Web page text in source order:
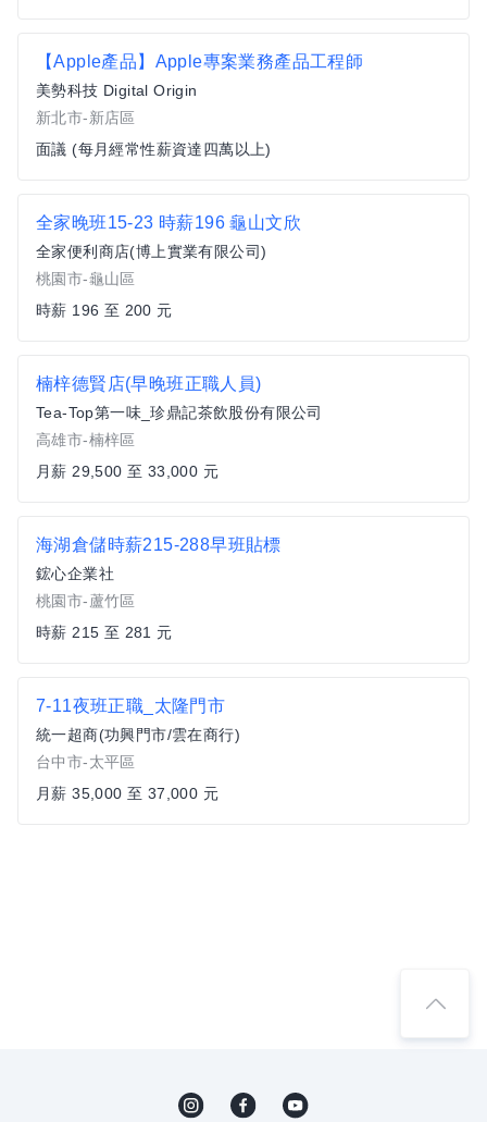
【Apple產品】Apple專案業務產品工程師
美勢科技 Digital Origin
新北市-新店區
面議 (每月經常性薪資達四萬以上)
全家晚班15-23 時薪196 龜山文欣
全家便利商店(博上實業有限公司)
桃園市-龜山區
時薪 196 至 200 元
楠梓德賢店(早晚班正職人員)
Tea-Top第一味_珍鼎記茶飲股份有限公司
高雄市-楠梓區
月薪 29,500 至 33,000 元
海湖倉儲時薪215-288早班貼標
鋐心企業社
桃園市-蘆竹區
時薪 215 至 281 元
7-11夜班正職_太隆門市
統一超商(功興門市/雲在商行)
台中市-太平區
月薪 35,000 至 37,000 元